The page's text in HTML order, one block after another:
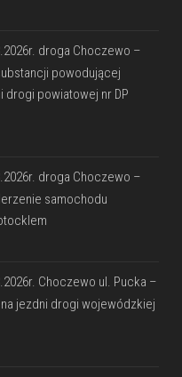
droga Choczewo –
powodującej
drogi powiatowej nr DP
droga Choczewo –
samochodu
Choczewo ul. Pucka –
jezdni drogi wojewódzkiej